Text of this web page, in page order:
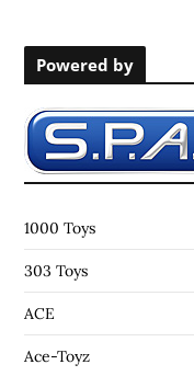
r
f
o
Powered by
1000 Toys
303 Toys
ACE
Ace-Toyz